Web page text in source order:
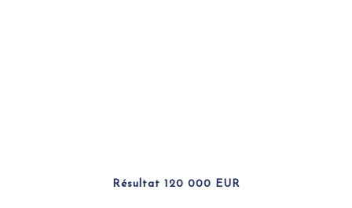
Résultat 120 000 EUR